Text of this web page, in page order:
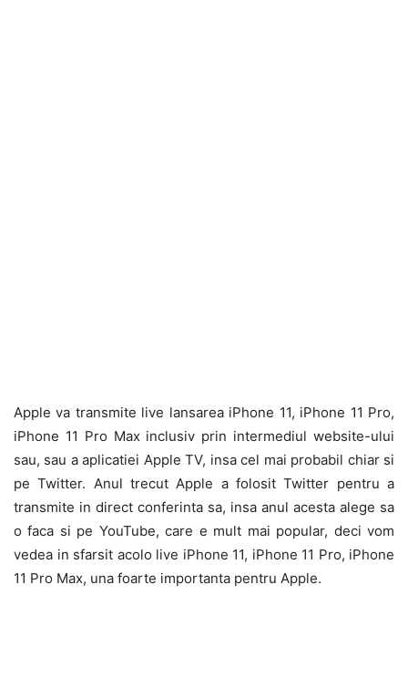
Apple va transmite live lansarea iPhone 11, iPhone 11 Pro,
iPhone 11 Pro Max inclusiv prin intermediul website-ului
sau, sau a aplicatiei Apple TV, insa cel mai probabil chiar si
pe Twitter. Anul trecut Apple a folosit Twitter pentru a
transmite in direct conferinta sa, insa anul acesta alege sa
o faca si pe YouTube, care e mult mai popular, deci vom
vedea in sfarsit acolo live iPhone 11, iPhone 11 Pro, iPhone
11 Pro Max, una foarte importanta pentru Apple.